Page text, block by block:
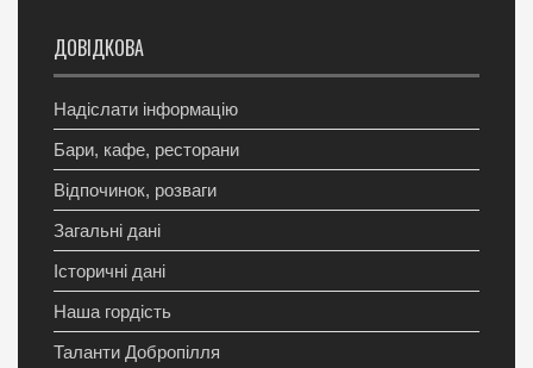
ДОВІДКОВА
Надіслати інформацію
Бари, кафе, ресторани
Відпочинок, розваги
Загальні дані
Історичні дані
Наша гордість
Таланти Добропілля